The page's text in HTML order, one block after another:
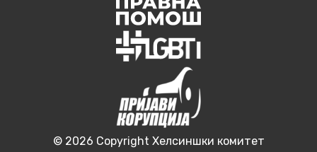
© 2026 Copyright Хелсиншки комитет